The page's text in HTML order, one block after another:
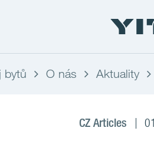
bytů O nás Aktuality
CZ Articles